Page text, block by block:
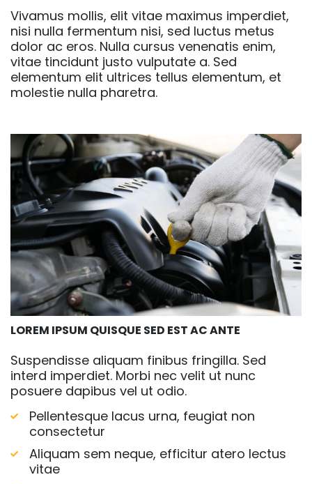
Vivamus mollis, elit vitae maximus imperdiet,
nisi nulla fermentum nisi, sed luctus metus
dolor ac eros. Nulla cursus venenatis enim,
vitae tincidunt justo vulputate a. Sed
elementum elit ultrices tellus elementum, et
molestie nulla pharetra.
LOREM IPSUM QUISQUE SED EST AC ANTE
Suspendisse aliquam finibus fringilla. Sed
interd imperdiet. Morbi nec velit ut nunc
posuere dapibus vel ut odio.
Pellentesque lacus urna, feugiat non
consectetur
Aliquam sem neque, efficitur atero lectus
vitae